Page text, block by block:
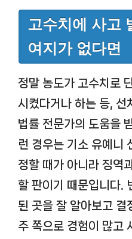
고수치에 사고
여지가 없다면
정말 농도가 고수치로
시켰다거나 하는 등, 선
법률 전문가의 도움을
런 경우는 기소 유예니
정할 때가 아니라 징역
할 판이기 때문입니다.
된 곳을 잘 알아보고 결
주 쪽으로 경험이 많고